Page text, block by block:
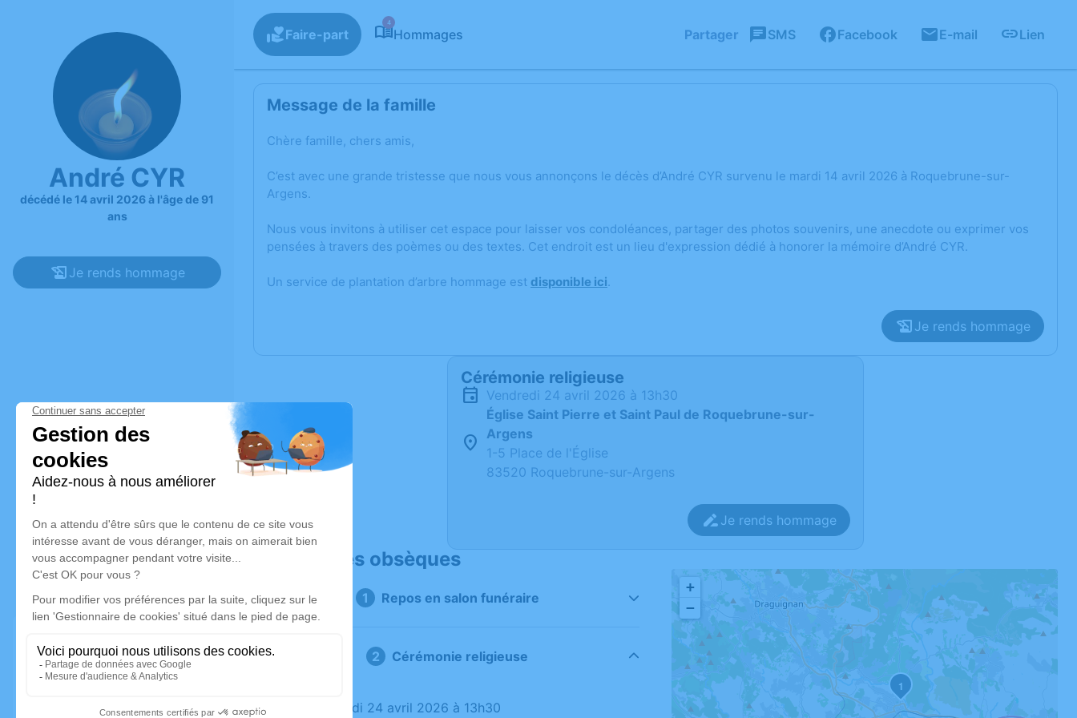
André CYR
décédé le 14 avril 2026 à l'âge de 91
ans
Je rends hommage
Faire-part
4
Hommages Partager SMS Facebook E-mail Lien
Message de la famille
Chère famille, chers amis,
C’est avec une grande tristesse que nous vous annonçons le décès d’André CYR survenu le mardi 14 avril 2026 à Roquebrune-sur-
Argens.
Nous vous invitons à utiliser cet espace pour laisser vos condoléances, partager des photos souvenirs, une anecdote ou exprimer vos
pensées à travers des poèmes ou des textes. Cet endroit est un lieu d'expression dédié à honorer la mémoire d’André CYR.
Un service de plantation d’arbre hommage est disponible ici.
Je rends hommage
Cérémonie religieuse
vendredi 24 avril 2026 à 13h30
Église Saint Pierre et Saint Paul de Roquebrune-sur-
Argens
1-5 Place de l'Église
83520 Roquebrune-sur-Argens
Je rends hommage
Déroulé des obsèques
Repos en salon funéraire
Cérémonie religieuse
Le vendredi 24 avril 2026 à 13h30
1
+
−